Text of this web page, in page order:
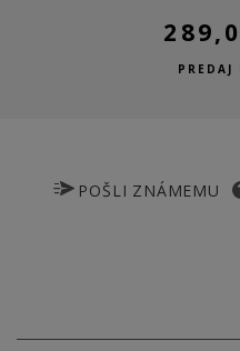
PREDAJ
POŠLI ZNÁMEMU